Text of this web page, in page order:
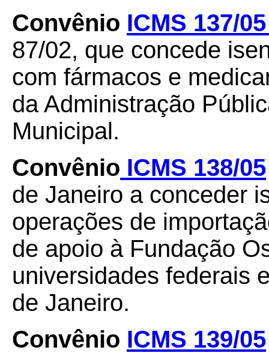
Convênio ICMS 137/05
87/02, que concede
com fármacos e
da Administração
Municipal.
Convênio ICMS 138/05
de Janeiro a conceder
operações de
de apoio à Fundação
universidades federais
de Janeiro.
Convênio ICMS 139/05